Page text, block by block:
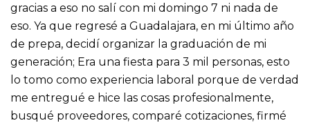
gracias a eso no salí con mi domingo 7 ni nada de
eso. Ya que regresé a Guadalajara, en mi último año
de prepa, decidí organizar la graduación de mi
generación; Era una fiesta para 3 mil personas, esto
lo tomo como experiencia laboral porque de verdad
me entregué e hice las cosas profesionalmente,
busqué proveedores, comparé cotizaciones, firmé